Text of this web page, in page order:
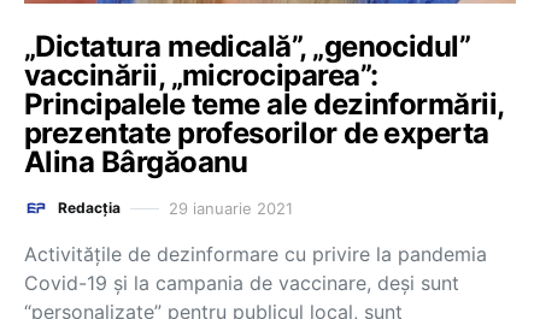
„Dictatura medicală”, „genocidul”
vaccinării, „microciparea”:
Principalele teme ale dezinformării,
prezentate profesorilor de experta
Alina Bârgăoanu
Redacția 29 ianuarie 2021
Activitățile de dezinformare cu privire la pandemia
Covid-19 și la campania de vaccinare, deși sunt
“personalizate” pentru publicul local, sunt